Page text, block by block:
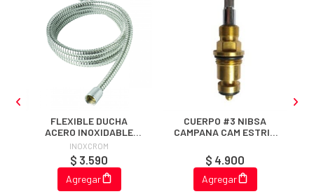
FLEXIBLE DUCHA
ACERO INOXIDABLE
REFORZADO 1.5 MT
INOXCROM
$ 3.590
Agregar
CUERPO #3 NIBSA
CAMPANA CAM ESTRIA
$ 4.900
Agregar